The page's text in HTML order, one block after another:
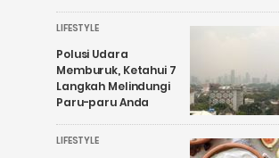
LIFESTYLE
Polusi Udara
Memburuk, Ketahui 7
Langkah Melindungi
Paru-paru Anda
LIFESTYLE